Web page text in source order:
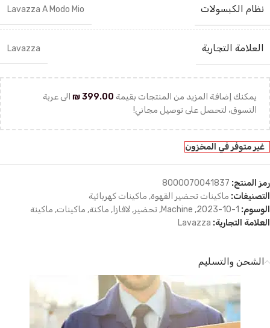
نظام الكبسولات Lavazza A Modo Mio
العلامة التجارية Lavazza
يمكنك إضافة المزيد من المنتجات بقيمة ₪399.00
الى عربة
التسوق، لتحصل على توصيل مجاني!
غير متوفر في المخزون
رمز المنتج: 8000070041837
التصنيفات: ماكينات تحضير القهوة, ماكينات كهربائية
الوسوم: 1-10-2023
,
Machine
, تحضير, لافازا , ماكنة, ماكينات, ماكينة
العلامة التجارية: Lavazza
الشحن والتسليم